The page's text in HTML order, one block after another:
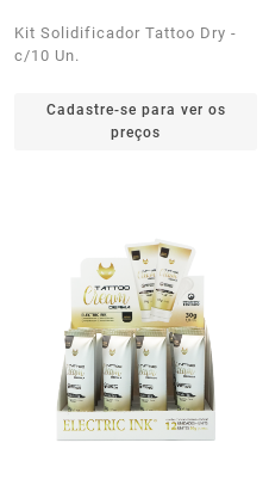
Kit Solidificador Tattoo Dry -
c/10 Un.
Cadastre-se para ver os
preços